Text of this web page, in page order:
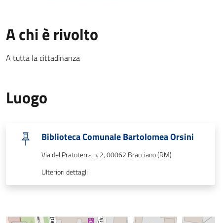
A chi è rivolto
A tutta la cittadinanza
Luogo
Biblioteca Comunale Bartolomea Orsini
Via del Pratoterra n. 2, 00062 Bracciano (RM)
Ulteriori dettagli